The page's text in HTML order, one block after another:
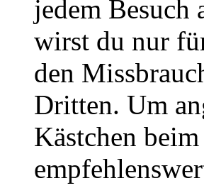
jedem Besuch
wirst du nur
den
Dritten. Um
Kästchen